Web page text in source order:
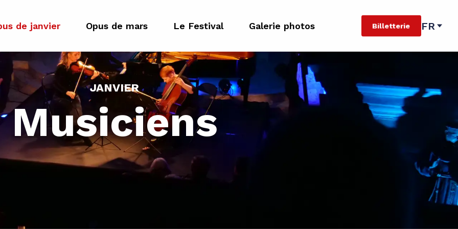
Billetterie FR
de janvier Opus de mars Le Festival Galerie photos
JANVIER
Musiciens